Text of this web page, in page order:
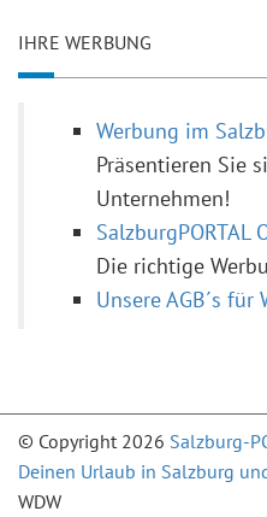
IHRE WERBUNG
Werbung im
Präsentieren Sie
Unternehmen!
SalzburgPORTAL
Die richtige
Unsere AGB´s
© Copyright 2026 Salzburg-
Deinen Urlaub in Salzburg
WDW